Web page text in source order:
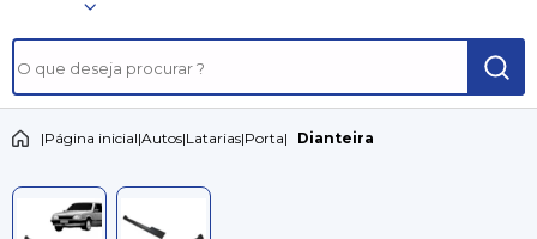
|Página inicial|Autos|Latarias|Porta| Dianteira